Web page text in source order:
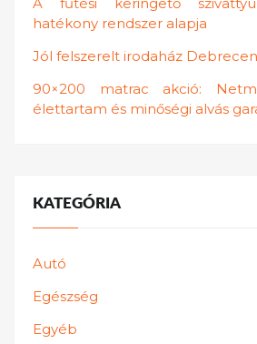
hatékony rendszer alapja
Jól felszerelt irodaház
90×200 matrac akció:
élettartam és minőségi alvás
KATEGÓRIA
Autó
Egészség
Egyéb